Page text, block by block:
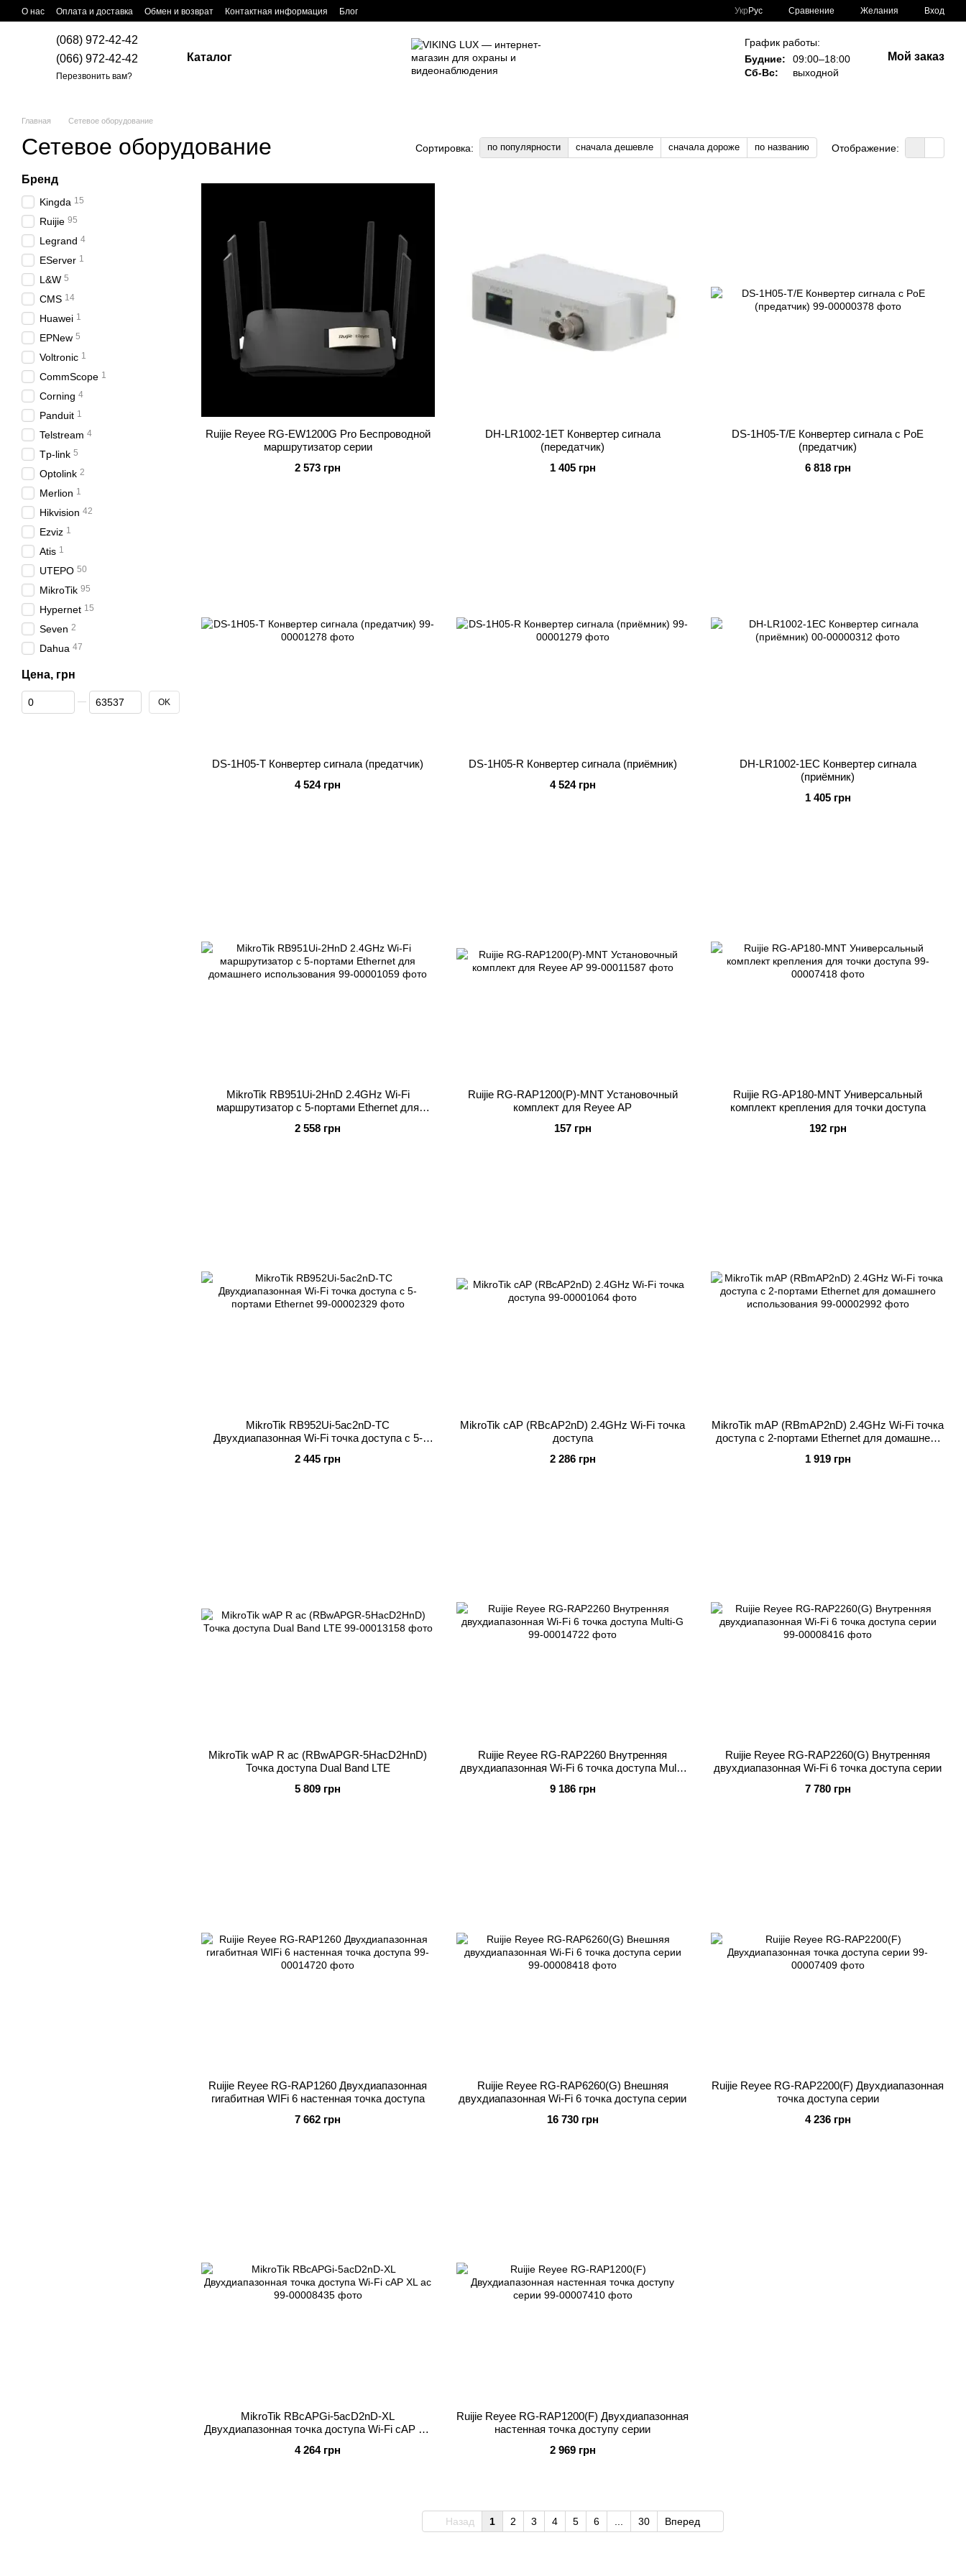
Перейти к основному контенту
О нас Оплата и доставка Обмен и возврат Контактная информация Блог Укр Рус Сравнение Желания Вход
(068) 972-42-42
(066) 972-42-42
Перезвонить вам?
Каталог
График работы:
Будние:
09:00–18:00
Сб-Вс:
выходной
Мой заказ
Главная Сетевое оборудование
Сетевое оборудование Сортировка: по популярности сначала дешевле сначала дороже по названию Отображение:
Ruijie Reyee RG-EW1200G Pro Беспроводной
маршрутизатор серии
2 573 грн
DH-LR1002-1ET Конвертер сигнала
(передатчик)
1 405 грн
DS-1H05-T/E Конвертер сигнала c PoE
(предатчик)
6 818 грн
DS-1H05-T Конвертер сигнала (предатчик)
4 524 грн
DS-1H05-R Конвертер сигнала (приёмник)
4 524 грн
DH-LR1002-1EC Конвертер сигнала
(приёмник)
1 405 грн
MikroTik RB951Ui-2HnD 2.4GHz Wi-Fi
маршрутизатор с 5-портами Ethernet для
2 558 грн
Ruijie RG-RAP1200(P)-MNT Установочный
комплект для Reyee AP
157 грн
Ruijie RG-AP180-MNT Универсальный
комплект крепления для точки доступа
192 грн
MikroTik RB952Ui-5ac2nD-TC
Двухдиапазонная Wi-Fi точка доступа с 5-
2 445 грн
MikroTik cAP (RBcAP2nD) 2.4GHz Wi-Fi точка
доступа
2 286 грн
MikroTik mAP (RBmAP2nD) 2.4GHz Wi-Fi точка
доступа с 2-портами Ethernet для домашнего
1 919 грн
MikroTik wAP R ac (RBwAPGR-5HacD2HnD)
Точка доступа Dual Band LTE
5 809 грн
Ruijie Reyee RG-RAP2260 Внутренняя
двухдиапазонная Wi-Fi 6 точка доступа Multi-
9 186 грн
Ruijie Reyee RG-RAP2260(G) Внутренняя
двухдиапазонная Wi-Fi 6 точка доступа серии
7 780 грн
Ruijie Reyee RG-RAP1260 Двухдиапазонная
гигабитная WIFi 6 настенная точка доступа
7 662 грн
Ruijie Reyee RG-RAP6260(G) Внешняя
двухдиапазонная Wi-Fi 6 точка доступа серии
16 730 грн
Ruijie Reyee RG-RAP2200(F) Двухдиапазонная
точка доступа серии
4 236 грн
MikroTik RBcAPGi-5acD2nD-XL
Двухдиапазонная точка доступа Wi-Fi cAP XL
4 264 грн
Ruijie Reyee RG-RAP1200(F) Двухдиапазонная
настенная точка доступу серии
2 969 грн
Назад 1 2 3 4 5 6 30 Вперед
Бренд
Kingda 15
Ruijie 95
Legrand 4
EServer 1
L&W 5
CMS 14
Huawei 1
EPNew 5
Voltronic 1
CommScope 1
Corning 4
Panduit 1
Telstream 4
Tp-link 5
Optolink 2
Merlion 1
Hikvision 42
Ezviz 1
Atis 1
UTEPO 50
MikroTik 95
Hypernet 15
Seven 2
Dahua 47
Цена, грн
От Цена, грн
До Цена, грн OK